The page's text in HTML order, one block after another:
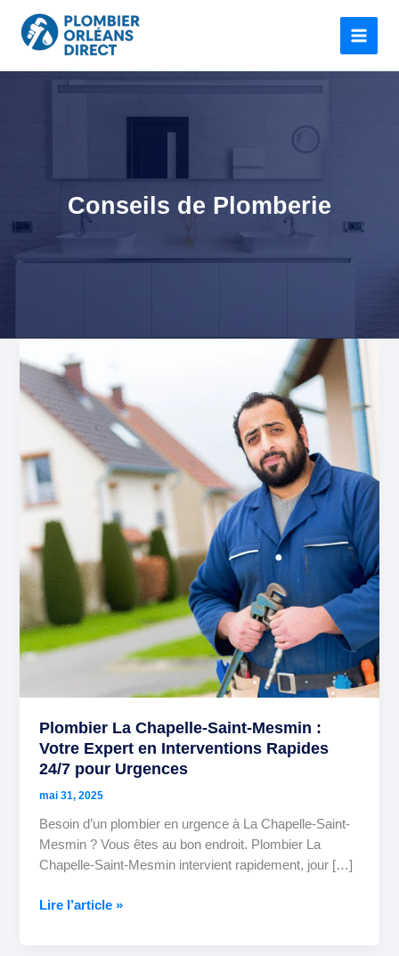
contenu
Conseils de Plomberie
Plombier La Chapelle-Saint-Mesmin :
Votre Expert en Interventions Rapides
24/7 pour Urgences
mai 31, 2025
Besoin d’un plombier en urgence à La Chapelle-Saint-
Mesmin ? Vous êtes au bon endroit. Plombier La
Chapelle-Saint-Mesmin intervient rapidement, jour […]
La
Chapelle-
Saint-
Mesmin
:
Votre
Expert
en
Interventions
Rapides
pour
Urgences
Lire l’article »